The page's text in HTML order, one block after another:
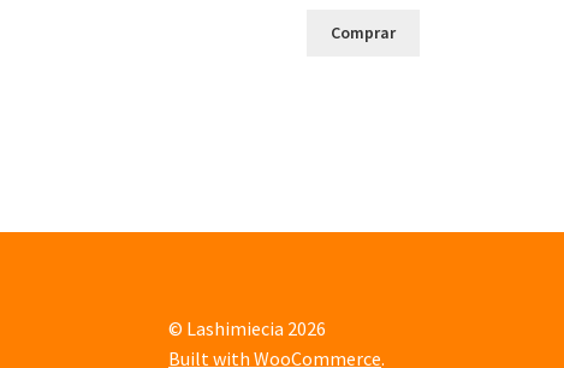
Comprar
© Lashimiecia 2026
Built with WooCommerce.